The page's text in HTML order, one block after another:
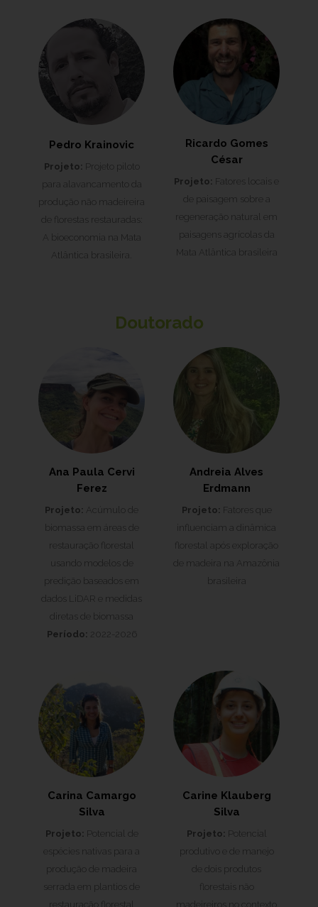
Pedro Krainovic
Projeto: Projeto piloto
para alavancamento da
produção não madeireira
de florestas restauradas:
A bioeconomia na Mata
Atlântica brasileira.
Ricardo Gomes
César
Projeto: Fatores locais e
de paisagem sobre a
regeneração natural em
paisagens agrícolas da
Mata Atlântica brasileira
Doutorado
Ana Paula Cervi
Ferez
Projeto: Acúmulo de
biomassa em áreas de
restauração florestal
usando modelos de
predição baseados em
dados LiDAR e medidas
diretas de biomassa
Período: 2022-2026
Andreia Alves
Erdmann
Projeto: Fatores que
influenciam a dinâmica
florestal após exploração
de madeira na Amazônia
brasileira
Carina Camargo
Silva
Projeto: Potencial de
espécies nativas para a
produção de madeira
serrada em plantios de
restauração florestal
Carine Klauberg
Silva
Projeto: Potencial
produtivo e de manejo
de dois produtos
florestais não
madeireiros no contexto